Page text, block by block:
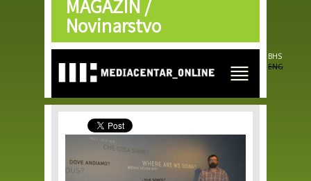
Skip to
main
content
MAGAZIN /
Novinarstvo
BHS
ENG